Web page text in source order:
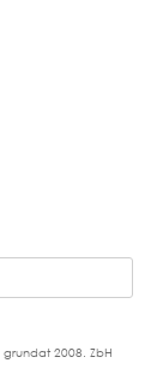
2008. ZbH